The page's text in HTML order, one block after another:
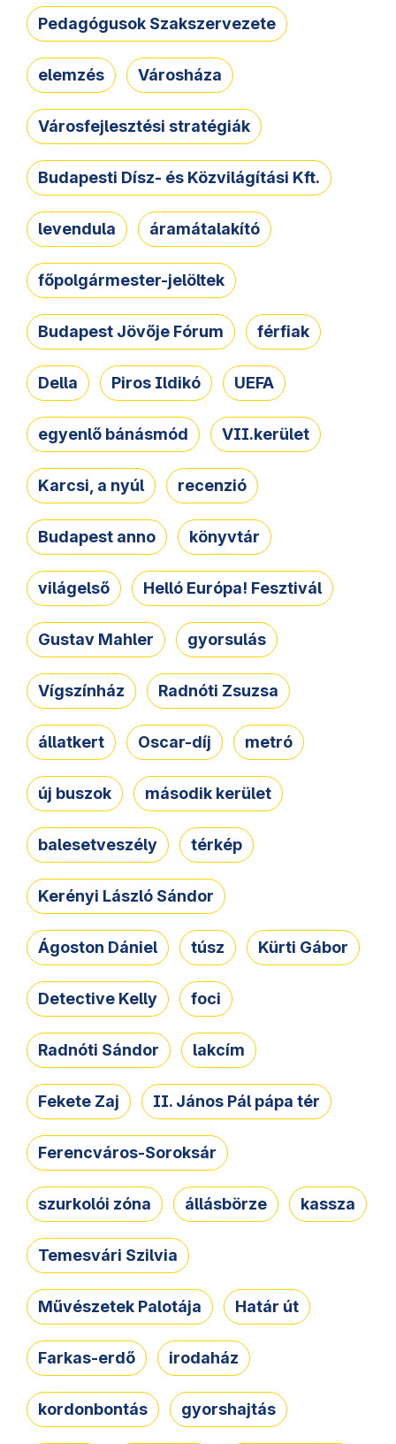
Pedagógusok Szakszervezete
elemzés Városháza
Városfejlesztési stratégiák
Budapesti Dísz- és Közvilágítási Kft.
levendula áramátalakító
főpolgármester-jelöltek
Budapest Jövője Fórum férfiak
Della Piros Ildikó UEFA
egyenlő bánásmód VII.kerület
Karcsi, a nyúl recenzió
Budapest anno könyvtár
világelső Helló Európa! Fesztivál
Gustav Mahler gyorsulás
Vígszínház Radnóti Zsuzsa
állatkert Oscar-díj metró
új buszok második kerület
balesetveszély térkép
Kerényi László Sándor
Ágoston Dániel túsz Kürti Gábor
Detective Kelly foci
Radnóti Sándor lakcím
Fekete Zaj II. János Pál pápa tér
Ferencváros-Soroksár
szurkolói zóna állásbörze kassza
Temesvári Szilvia
Művészetek Palotája Határ út
Farkas-erdő irodaház
kordonbontás gyorshajtás